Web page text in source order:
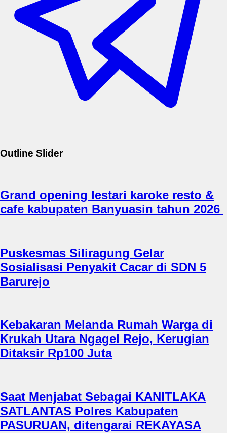
Outline Slider
Grand opening lestari karoke resto &
cafe kabupaten Banyuasin tahun 2026
Puskesmas Siliragung Gelar
Sosialisasi Penyakit Cacar di SDN 5
Barurejo
Kebakaran Melanda Rumah Warga di
Krukah Utara Ngagel Rejo, Kerugian
Ditaksir Rp100 Juta
Saat Menjabat Sebagai KANITLAKA
SATLANTAS Polres Kabupaten
PASURUAN, ditengarai REKAYASA